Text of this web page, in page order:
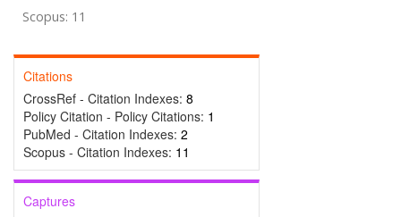
Scopus: 11
Citations
CrossRef - Citation Indexes: 8
Policy Citation - Policy Citations: 1
PubMed - Citation Indexes: 2
Scopus - Citation Indexes: 11
Captures